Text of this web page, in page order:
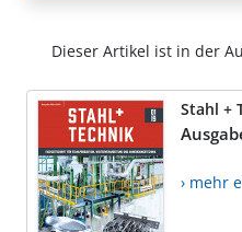
Dieser Artikel ist in der
Stahl +
› mehr